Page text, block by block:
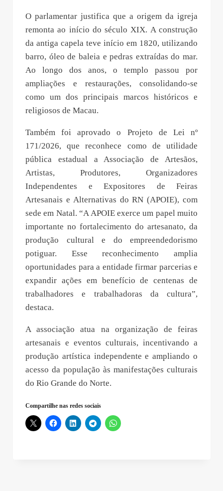
O parlamentar justifica que a origem da igreja
remonta ao início do século XIX. A construção
da antiga capela teve início em 1820, utilizando
barro, óleo de baleia e pedras extraídas do mar.
Ao longo dos anos, o templo passou por
ampliações e restaurações, consolidando-se
como um dos principais marcos históricos e
religiosos de Macau.
Também foi aprovado o Projeto de Lei nº
171/2026, que reconhece como de utilidade
pública estadual a Associação de Artesãos,
Artistas, Produtores, Organizadores
Independentes e Expositores de Feiras
Artesanais e Alternativas do RN (APOIE), com
sede em Natal. “A APOIE exerce um papel muito
importante no fortalecimento do artesanato, da
produção cultural e do empreendedorismo
potiguar. Esse reconhecimento amplia
oportunidades para a entidade firmar parcerias e
expandir ações em benefício de centenas de
trabalhadores e trabalhadoras da cultura”,
destaca.
A associação atua na organização de feiras
artesanais e eventos culturais, incentivando a
produção artística independente e ampliando o
acesso da população às manifestações culturais
do Rio Grande do Norte.
Compartilhe nas redes sociais